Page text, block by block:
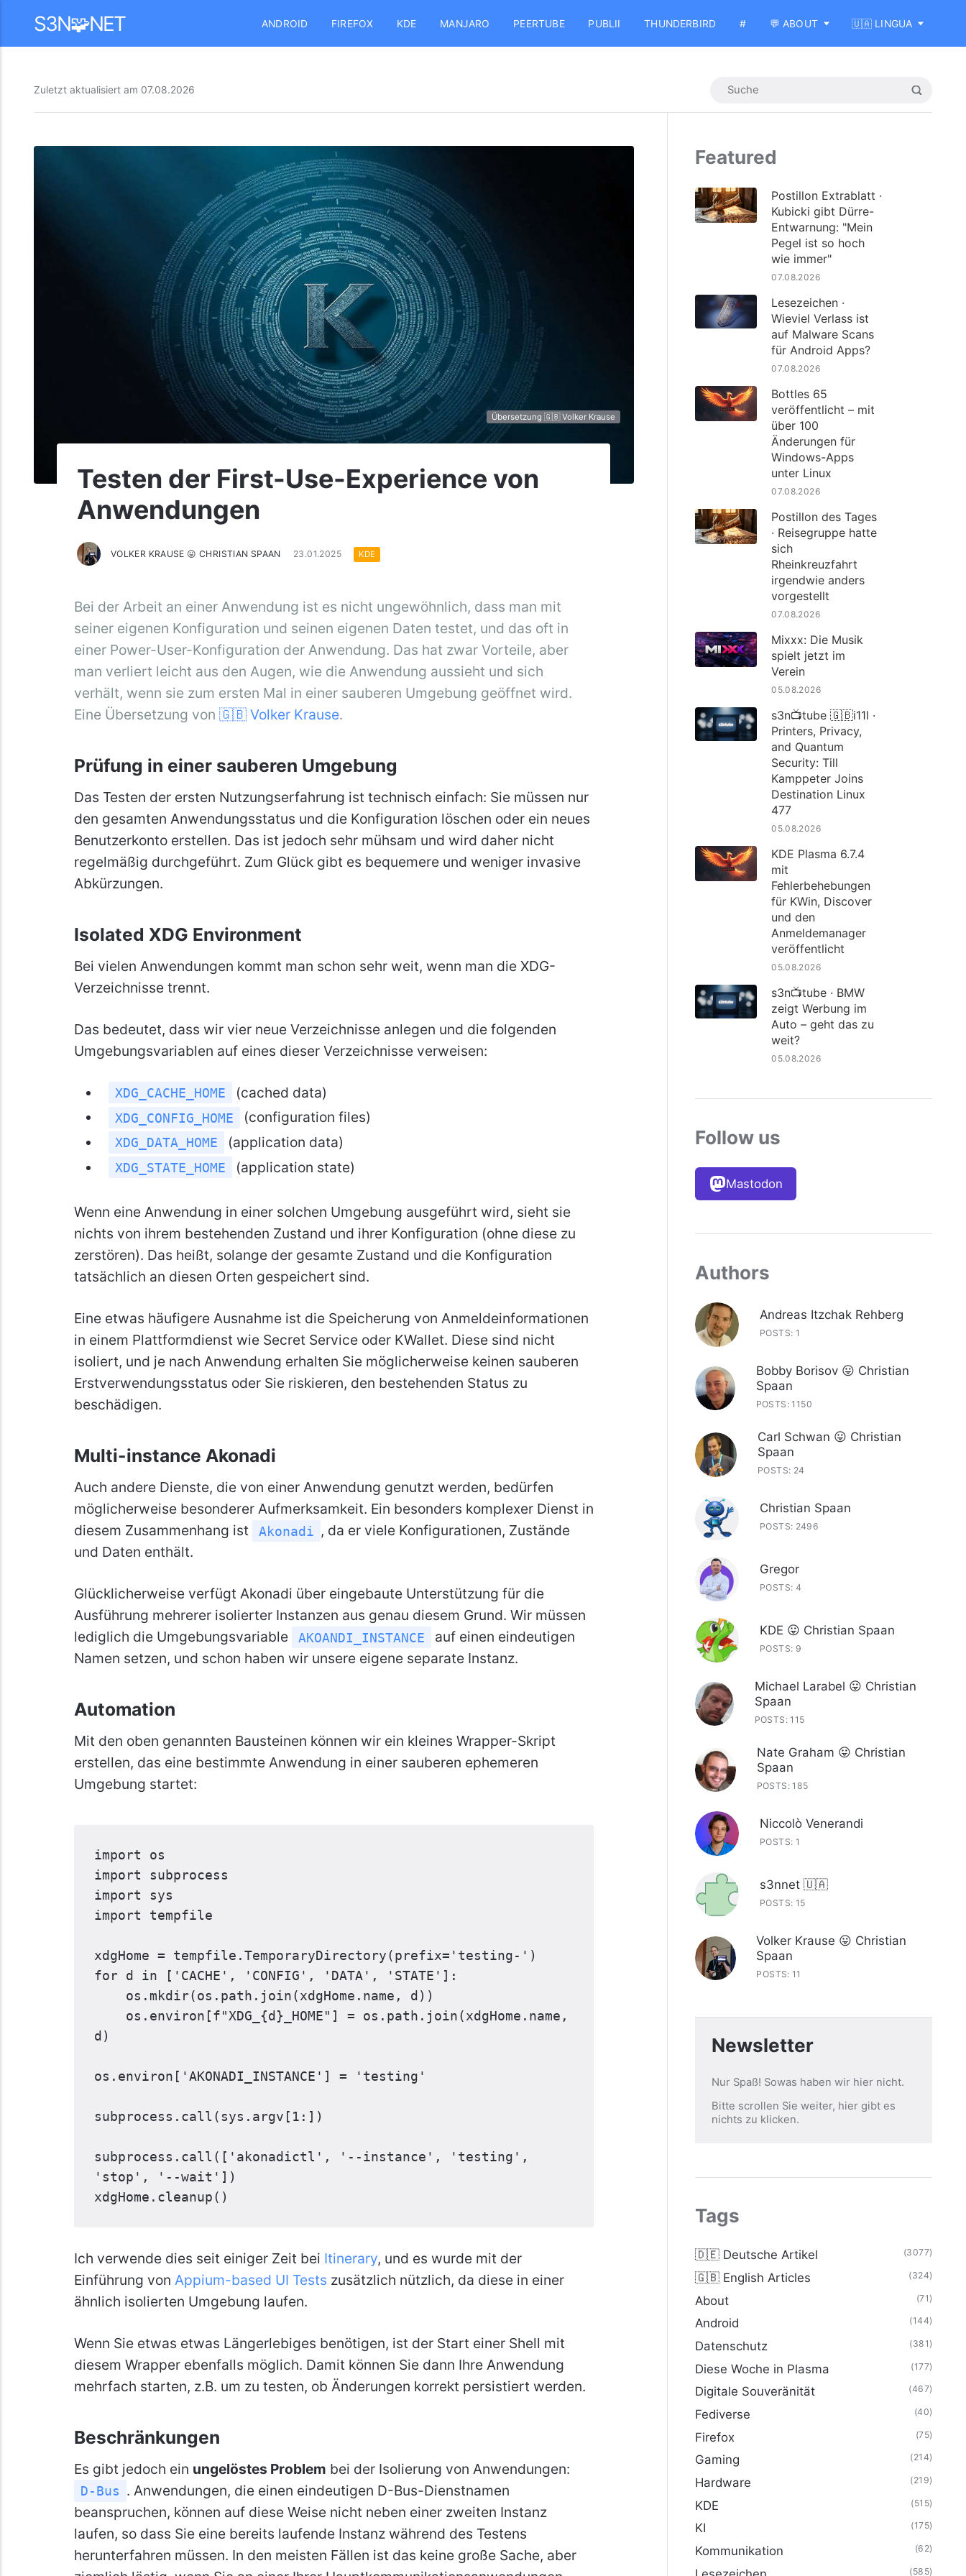
S3N🧩NET ANDROID FIREFOX KDE MANJARO PEERTUBE PUBLII THUNDERBIRD # 💬 ABOUT 🇺🇦 LINGUA
Zuletzt aktualisiert am 07.08.2026
Übersetzung 🇬🇧 Volker Krause
Testen der First-Use-Experience von
Anwendungen
VOLKER KRAUSE 😛 CHRISTIAN SPAAN 23.01.2025 KDE
Bei der Arbeit an einer Anwendung ist es nicht ungewöhnlich, dass man mit
seiner eigenen Konfiguration und seinen eigenen Daten testet, und das oft in
einer Power-User-Konfiguration der Anwendung. Das hat zwar Vorteile, aber
man verliert leicht aus den Augen, wie die Anwendung aussieht und sich
verhält, wenn sie zum ersten Mal in einer sauberen Umgebung geöffnet wird.
Eine Übersetzung von 🇬🇧 Volker Krause.
Prüfung in einer sauberen Umgebung
Das Testen der ersten Nutzungserfahrung ist technisch einfach: Sie müssen nur
den gesamten Anwendungsstatus und die Konfiguration löschen oder ein neues
Benutzerkonto erstellen. Das ist jedoch sehr mühsam und wird daher nicht
regelmäßig durchgeführt. Zum Glück gibt es bequemere und weniger invasive
Abkürzungen.
Isolated XDG Environment
Bei vielen Anwendungen kommt man schon sehr weit, wenn man die XDG-
Verzeichnisse trennt.
Das bedeutet, dass wir vier neue Verzeichnisse anlegen und die folgenden
Umgebungsvariablen auf eines dieser Verzeichnisse verweisen:
XDG_CACHE_HOME (cached data)
XDG_CONFIG_HOME (configuration files)
XDG_DATA_HOME (application data)
XDG_STATE_HOME (application state)
Wenn eine Anwendung in einer solchen Umgebung ausgeführt wird, sieht sie
nichts von ihrem bestehenden Zustand und ihrer Konfiguration (ohne diese zu
zerstören). Das heißt, solange der gesamte Zustand und die Konfiguration
tatsächlich an diesen Orten gespeichert sind.
Eine etwas häufigere Ausnahme ist die Speicherung von Anmeldeinformationen
in einem Plattformdienst wie Secret Service oder KWallet. Diese sind nicht
isoliert, und je nach Anwendung erhalten Sie möglicherweise keinen sauberen
Erstverwendungsstatus oder Sie riskieren, den bestehenden Status zu
beschädigen.
Multi-instance Akonadi
Auch andere Dienste, die von einer Anwendung genutzt werden, bedürfen
möglicherweise besonderer Aufmerksamkeit. Ein besonders komplexer Dienst in
diesem Zusammenhang ist
Akonadi , da er viele Konfigurationen, Zustände
und Daten enthält.
Glücklicherweise verfügt Akonadi über eingebaute Unterstützung für die
Ausführung mehrerer isolierter Instanzen aus genau diesem Grund. Wir müssen
lediglich die Umgebungsvariable
AKOANDI_INSTANCE
auf einen eindeutigen
Namen setzen, und schon haben wir unsere eigene separate Instanz.
Automation
Mit den oben genannten Bausteinen können wir ein kleines Wrapper-Skript
erstellen, das eine bestimmte Anwendung in einer sauberen ephemeren
Umgebung startet:
import
os
import
subprocess
import
sys
import
tempfile
xdgHome = tempfile .TemporaryDirectory(prefix= 'testing-' )
for d in [ 'CACHE' , 'CONFIG' , 'DATA' , 'STATE' ]:
os . mkdir(os . path . join(xdgHome . name , d ))
os . environ [f"XDG_ {d } _HOME" ] = os . path . join(xdgHome . name ,
d )
os . environ [ 'AKONADI_INSTANCE' ] = 'testing'
subprocess . call (sys . argv [ 1 :])
subprocess . call ([ 'akonadictl' , '--instance' , 'testing' ,
'stop' , '--wait' ])
xdgHome . cleanup()
Ich verwende dies seit einiger Zeit bei Itinerary, und es wurde mit der
Einführung von Appium-based UI Tests zusätzlich nützlich, da diese in einer
ähnlich isolierten Umgebung laufen.
Wenn Sie etwas etwas Längerlebiges benötigen, ist der Start einer Shell mit
diesem Wrapper ebenfalls möglich. Damit können Sie dann Ihre Anwendung
mehrfach starten, z.B. um zu testen, ob Änderungen korrekt persistiert werden.
Beschränkungen
Es gibt jedoch ein ungelöstes Problem bei der Isolierung von Anwendungen:
D-Bus . Anwendungen, die einen eindeutigen D-Bus-Dienstnamen
beanspruchen, können auf diese Weise nicht neben einer zweiten Instanz
laufen, so dass Sie eine bereits laufende Instanz während des Testens
herunterfahren müssen. In den meisten Fällen ist das keine große Sache, aber
Featured
Postillon Extrablatt ·
Kubicki gibt Dürre-
Entwarnung: "Mein
Pegel ist so hoch
wie immer"
07.08.2026
Lesezeichen ·
Wieviel Verlass ist
auf Malware Scans
für Android Apps?
07.08.2026
Bottles 65
veröffentlicht – mit
über 100
Änderungen für
Windows-Apps
unter Linux
07.08.2026
Postillon des Tages
· Reisegruppe hatte
sich
Rheinkreuzfahrt
irgendwie anders
vorgestellt
07.08.2026
Mixxx: Die Musik
spielt jetzt im
Verein
05.08.2026
s3n📺tube 🇬🇧i11l ·
Printers, Privacy,
and Quantum
Security: Till
Kamppeter Joins
Destination Linux
477
05.08.2026
KDE Plasma 6.7.4
mit
Fehlerbehebungen
für KWin, Discover
und den
Anmeldemanager
veröffentlicht
05.08.2026
s3n📺tube · BMW
zeigt Werbung im
Auto – geht das zu
weit?
05.08.2026
Follow us
Mastodon
Authors
Andreas Itzchak Rehberg
POSTS: 1
Bobby Borisov 😛 Christian
Spaan
POSTS: 1150
Carl Schwan 😛 Christian
Spaan
POSTS: 24
Christian Spaan
POSTS: 2496
Gregor
POSTS: 4
KDE 😛 Christian Spaan
POSTS: 9
Michael Larabel 😛 Christian
Spaan
POSTS: 115
Nate Graham 😛 Christian
Spaan
POSTS: 185
Niccolò Venerandi
POSTS: 1
s3nnet 🇺🇦
POSTS: 15
Volker Krause 😛 Christian
Spaan
POSTS: 11
Newsletter
Nur Spaß! Sowas haben wir hier nicht.
Bitte scrollen Sie weiter, hier gibt es
nichts zu klicken.
Tags
🇩🇪 Deutsche Artikel (3077)
🇬🇧 English Articles (324)
About (71)
Android (144)
Datenschutz (381)
Diese Woche in Plasma (177)
Digitale Souveränität (467)
Fediverse (40)
Firefox (75)
Gaming (214)
Hardware (219)
KDE (515)
KI (175)
Kommunikation (62)
(585)